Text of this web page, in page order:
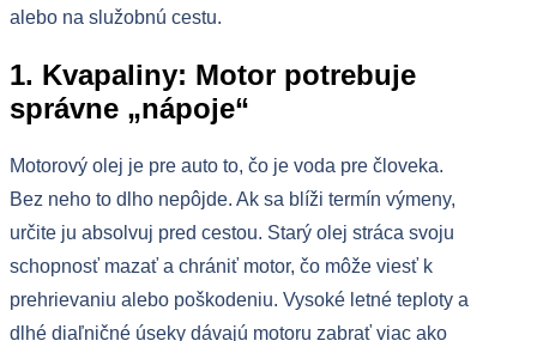
alebo na služobnú cestu.
1. Kvapaliny: Motor potrebuje
správne „nápoje“
Motorový olej je pre auto to, čo je voda pre človeka.
Bez neho to dlho nepôjde. Ak sa blíži termín výmeny,
určite ju absolvuj pred cestou. Starý olej stráca svoju
schopnosť mazať a chrániť motor, čo môže viesť k
prehrievaniu alebo poškodeniu. Vysoké letné teploty a
dlhé diaľničné úseky dávajú motoru zabrať viac ako